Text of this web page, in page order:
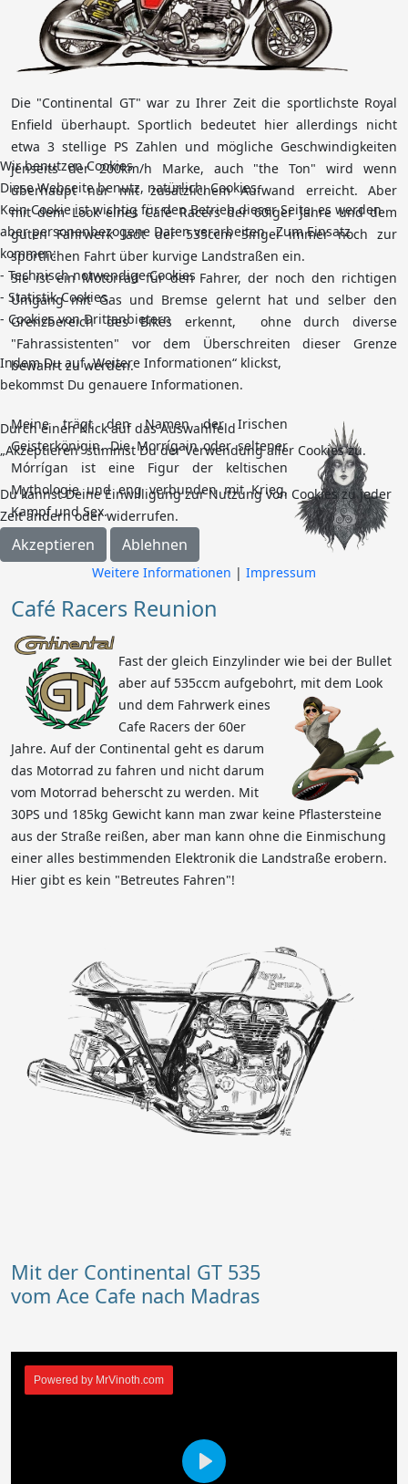
Die "Continental GT" war zu Ihrer Zeit die sportlichste Royal
Enfield überhaupt.Sportlich bedeutet hier allerdings nicht
etwa 3 stellige PS Zahlen und mögliche Geschwindigkeiten
jenseits der 200km/h Marke, auch "the Ton" wird wenn
überhaupt nur mit zusätzlichem Aufwand erreicht. Aber
mitdem Look eines Café Racers der 60iger Jahre und dem
guten Fahrwerk lädt der 535ccmSingel immer noch zur
sportlichen Fahrt über kurvige Landstraßen ein.
Sie ist ein Motorrad für den Fahrer, der noch den richtigen
Umgangmit Gas und Bremse gelernt hat und selber den
Grenzbereich des Bikes erkennt, ohne durch diverse
"Fahrassistenten" vor dem Überschreiten dieser Grenze
bewahrt zu werden.
Meine trägt den Namen derIrischen
Geisterkönigin. Die Morrígain oder seltener
Mórrígan ist eine Figur der keltischen
Mythologie und eng verbunden mit Krieg,
Kampf und Sex.
Café Racers Reunion
Fast der gleich Einzylinder wie bei der Bullet
aber auf 535ccm aufgebohrt, mit dem Look
und dem Fahrwerk eines
Cafe Racers der 60er
Jahre. Auf der Continental geht es darum
das Motorrad zu fahren und nicht darum
vom Motorrad beherscht zu werden. Mit
30PS und 185kg Gewicht kann man zwar keine Pflastersteine
aus der Straße reißen, aber man kann ohne die Einmischung
einer alles bestimmenden Elektronik die Landstraße erobern.
Hier gibt es kein "Betreutes Fahren"!
Mit der Continental GT 535
vom Ace Cafe nach Madras
Wir benutzen Cookies
Diese Webseite benutz, natürlich, Cookies.
Kein Cookie ist wichtig für den Betrieb dieser Seite, es werden
aber personenbezogene Daten verarbeiten . Zum Einsatz
kommen:
- Technisch notwendige Cookies
- Statistik-Cookies
- Cookies von Drittanbietern
Indem Du auf „Weitere Informationen“ klickst,
bekommst Du genauere Informationen.
Durch einen Klick auf das Auswahlfeld
„Akzeptieren“ stimmst Du der Verwendung aller Cookies zu.
Du kannst Deine Einwilligung zur Nutzung von Cookies zu jeder
Zeit ändern oder widerrufen.
Akzeptieren Ablehnen
Weitere Informationen | Impressum